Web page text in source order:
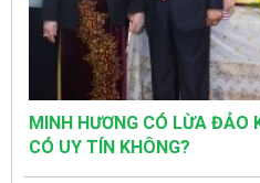
MINH HƯƠNG CÓ LỪA ĐẢO
CÓ UY TÍN KHÔNG?